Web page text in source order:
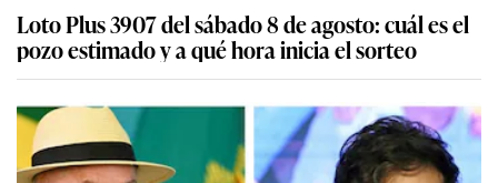
Loto Plus 3907 del sábado 8 de agosto: cuál es el
pozo estimado y a qué hora inicia el sorteo